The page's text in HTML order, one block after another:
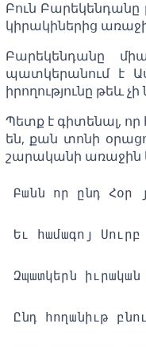
Բուն Բարեկենդանը
կիրակիներից
Բարեկենդանը
պատկերանում է
իրողությունը թեև
Պետք է գիտենալ,
են, քան տոնի
շարականի առաջին
Բանն որ ընդ Հօր
Եւ համագոյ Սուրբ
Զպատկերն իւրական
Ընդ հողանիւթ